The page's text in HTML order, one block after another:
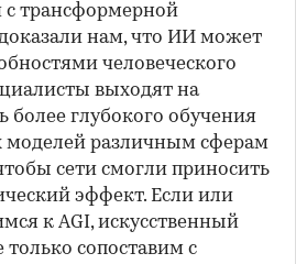
с трансформерной
нам, что ИИ может
человеческого
выходят на
более глубокого обучения
моделей различным сферам
сети смогли приносить
эффект. Если или
к AGI, искусственный
только сопоставим с